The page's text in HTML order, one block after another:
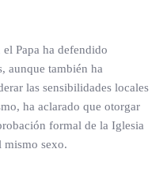
Papa ha defendido
aunque también ha
las sensibilidades locales
ha aclarado que otorgar
formal de la Iglesia
mismo sexo.